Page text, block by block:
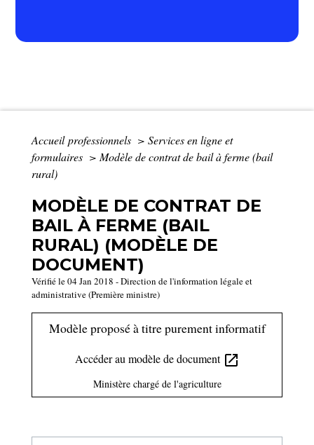
Accueil professionnels > Services en ligne et
formulaires > Modèle de contrat de bail à ferme (bail
rural)
MODÈLE DE CONTRAT DE
BAIL À FERME (BAIL
RURAL) (MODÈLE DE
DOCUMENT)
Vérifié le 04 Jan 2018 - Direction de l'information légale et
administrative (Première ministre)
Modèle proposé à titre purement informatif
Accéder au modèle de document open_in_new
Ministère chargé de l'agriculture